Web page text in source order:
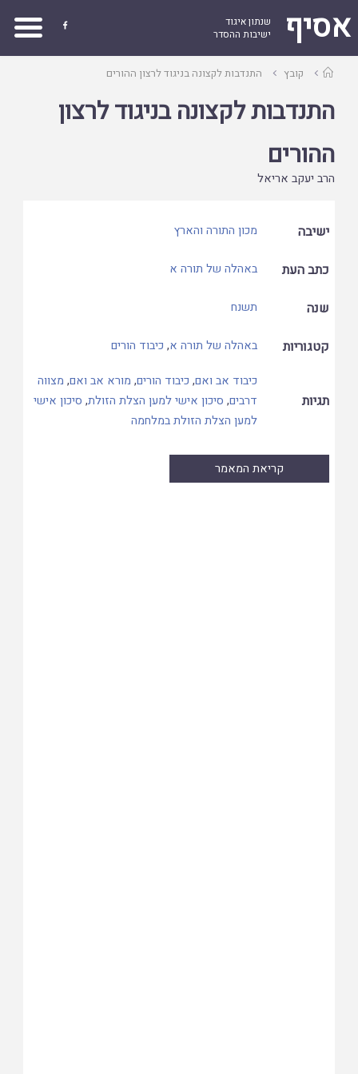
אסיף
שנתון איגוד
ישיבות ההסדר

עמודקובץ התנדבות לקצונה בניגוד לרצון ההורים
התנדבות לקצונה בניגוד לרצון
ההורים
הרב יעקב אריאל
ישיבה מכון התורה והארץ
כתב העת באהלה של תורה א
שנה תשנח
קטגוריות באהלה של תורה א, כיבוד הורים
תגיות
כיבוד אב ואם, כיבוד הורים, מורא אב ואם, מצווה
דרבים, סיכון אישי למען הצלת הזולת, סיכון אישי
למען הצלת הזולת במלחמה
קריאת המאמר